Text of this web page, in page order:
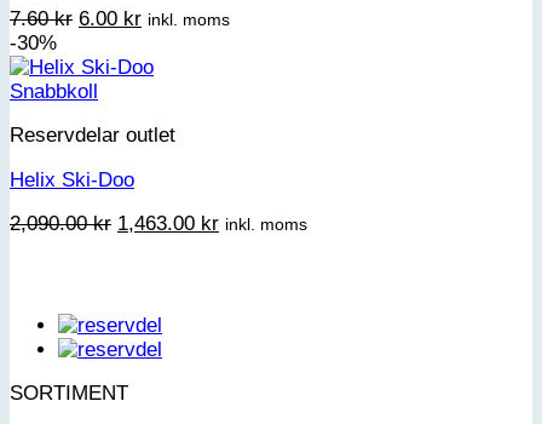
7.60kr Det
priset
var:
6.00 krDet
priset
inkl. moms
-30%
Snabbkoll
Reservdelar outlet
Helix Ski-Doo
2,090.00kr Det
2,090.00 kr.
1,463.00 krDet
inkl. moms
SORTIMENT